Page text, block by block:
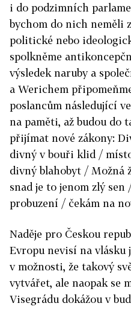
i do podzimních
bychom do nich neměli
politické nebo
spolkněme
výsledek naruby a
a Werichem
poslancům následující
na paměti, až budou do
přijímat nové zákony:
divný v bouři klid /
divný blahobyt / Možná
snad je to jenom zlý sen
probuzení / čekám na
Naděje pro Českou
Evropu nevisí na vlásku
v možnosti, že takový
vytvářet, ale naopak se
Visegrádu dokážou v